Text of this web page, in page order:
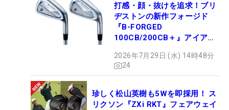
打感・顔・抜けを追求！ブリ
ヂストンの新作フォージド
『B-FORGED
100CB/200CB＋』アイアン
2026年7月29日 (水) 14時48分
24
珍しく松山英樹も5Wを即採用！ ス
リクソン『ZXi RKT』フェアウェイ